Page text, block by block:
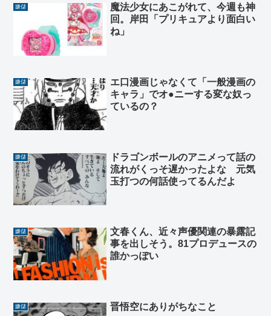
嫌儲
魔法少女にあこがれて、今週も神
回。岸田「プリキュアより面白い
ね」
嫌儲
エ口漫画じゃなくて「一般漫画の
キャラ」でオ●ニーする変な奴っ
ているの？
嫌儲
ドラゴンボールのアニメって話の
流れがくっそ遅かったよな 元気
玉打つの何話使ってるんだよ
嫌儲
文春くん、近々声優関連の暴露記
事を出しそう。81プロデュースの
誰かっぽい
嫌儲 晋悟空にありがちなこと